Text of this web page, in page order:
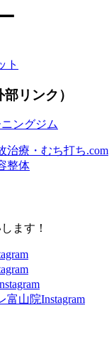
ト
リンク）
治療・むち打ち.com
整体